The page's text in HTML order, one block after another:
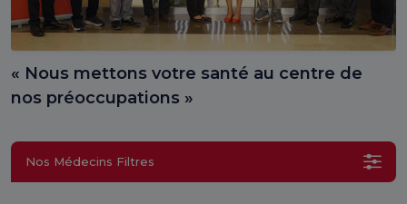
« Nous mettons votre santé au centre de
nos préoccupations »
Nos Médecins Filtres